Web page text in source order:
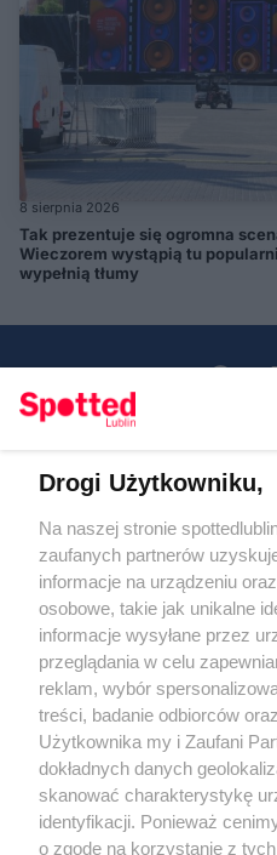
8 sierpnia 2026
Tak prezentuje się ogromna
Wieczorem wystąpią tu
wypełnią tłumy
KATEGORIE
OGŁOSZENIA
WYDARZENIA
NA SKRÓTY
Regulamin
Polityka prywatności
RODO
Warunki korzystania z
Drogi Użytkowniku,
Na naszej stronie
zaufanych partnerów
informacje na urządzeniu
osobowe, takie jak unikalne
informacje wysyłane przez
przeglądania w celu
reklam, wybór
treści, badanie odbiorców
Użytkownika my i Zaufani
dokładnych danych
skanować charakterystykę
identyfikacji. Ponieważ
o zgodę na korzystanie z